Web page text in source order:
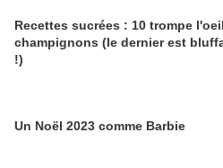
Recettes sucrées : 10 trompe
champignons (le dernier est
!)
Un Noël 2023 comme Barbie